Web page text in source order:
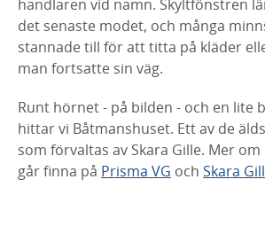
handlaren vid namn. Skyltfönstren
det senaste modet, och många
stannade till för atttitta på kläder
man fortsatte sin väg.
Runt hörnet - på bilden - och en lite
hittar vi Båtmanshuset. Ettav de
som förvaltas av Skara Gille. Mer
går finna på Prisma VG och Skara